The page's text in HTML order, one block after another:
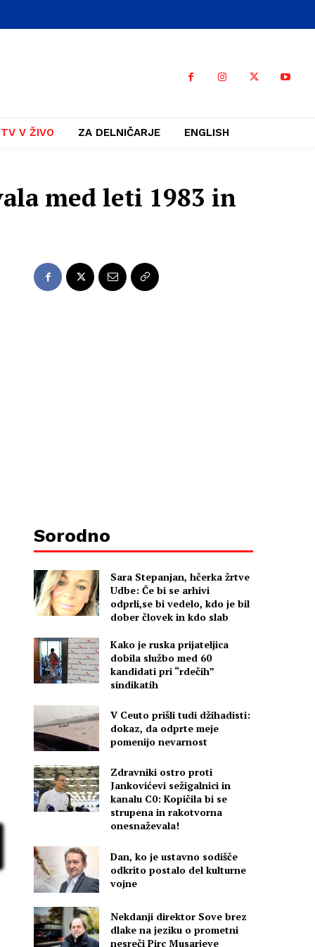
TV V ŽIVO ZA DELNIČARJE ENGLISH
med leti 1983 in
Sorodno
Sara Stepanjan, hčerka žrtve
Udbe: Če bi se arhivi
odprli,se bi vedelo, kdo je bil
dober človek in kdo slab
Kako je ruska prijateljica
dobila službo med 60
kandidati pri “rdečih”
sindikatih
V Ceuto prišli tudi džihadisti:
dokaz, da odprte meje
pomenijo nevarnost
Zdravniki ostro proti
Jankovićevi sežigalnici in
kanalu C0: Kopičila bi se
strupena in rakotvorna
onesnaževala!
Dan, ko je ustavno sodišče
odkrito postalo del kulturne
vojne
Nekdanji direktor Sove brez
dlake na jeziku o prometni
nesreči Pirc Musarjeve